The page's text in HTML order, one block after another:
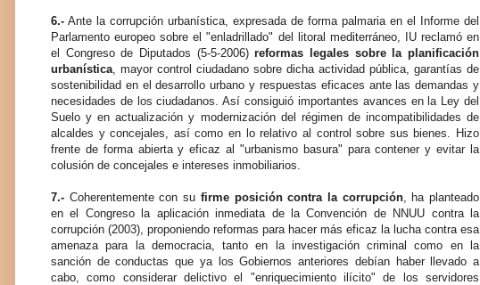
6.- Ante la corrupción urbanística, expresada de forma palmaria en el Informe del
Parlamento europeo sobre el "enladrillado" del litoral mediterráneo, IU reclamó en
el Congreso de Diputados (5-5-2006)reformas legales sobre la planificación
urbanística , mayor control ciudadano sobre dicha actividad pública, garantías de
sostenibilidad en el desarrollo urbano y respuestas eficaces ante las demandas y
necesidades de los ciudadanos. Así consiguió importantes avances en la Ley del
Suelo y en actualización y modernización del régimen de incompatibilidades de
alcaldes y concejales, así como en lo relativo al control sobre sus bienes. Hizo
frente de forma abierta y eficaz al "urbanismo basura" para contener y evitar la
colusión de concejales e intereses inmobiliarios.
7.- Coherentemente con su firme posición contra la corrupción, ha planteado
en el Congreso la aplicación inmediata de la Convención de NNUU contra la
corrupción (2003), proponiendo reformas para hacer más eficaz la lucha contra esa
amenaza para la democracia, tanto en la investigación criminal como en la
sanción de conductas que ya los Gobiernos anteriores debían haber llevado a
cabo, como considerar delictivo el "enriquecimiento ilícito" de los servidores